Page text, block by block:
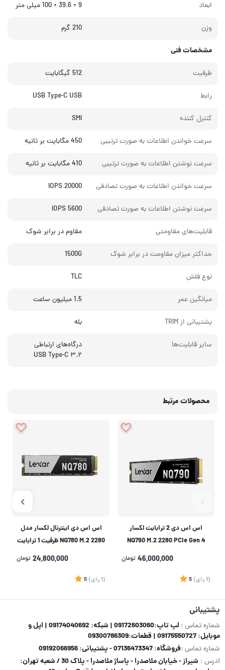
ابعاد 9 × 39.6 × 100 میلی‌ متر
وزن 210 گرم
مشخصات فنی
ظرفیت 512 گیگابایت
رابط USB Type-C USB
کنترل کننده SMI
سرعت خواندن اطلاعات به صورت ترتیبی 450 مگابایت بر ثانیه
سرعت نوشتن اطلاعات به صورت ترتیبی 410 مگابایت بر ثانیه
سرعت خواندن اطلاعات به صورت تصادفی 20000 IOPS
سرعت نوشتن اطلاعات به صورت تصادفی 5600 IOPS
قابلیت‌های مقاومتی مقاوم در برابر شوک
حداکثر میزان مقاومت در برابر شوک 1500G
نوع فلش TLC
میانگین عمر 1.5 میلیون ساعت
پشتیبانی از TRIM بله
سایر قابلیت‌ها
درگاه‌های ارتباطی
USB Type-C ۳.۲
محصولات مرتبط
اس اس دی 2 ترابایت لکسار
NQ790 M.2 2280 PCIe Gen 4
NVMe
46,000,000 تومان
(1 رای)
5
اس اس دی اینترنال لکسار مدل
2280 NQ780 M.2 ظرفیت 1 ترابایت
24,800,000 تومان
(1 رای)
5
پشتیبانی
شماره تماس :
لپ تاپ:09172603060 | شبکه: 09174040692 | اپل و
موبایل: 09175550727 | قطعات:09300786309
شماره تماس :فروشگاه: 07136473347 - پشتیبانی: 09192066956
آدرس :
شیراز - خیابان ملاصدرا - پاساژ ملاصدرا - پلاک 30 / شعبه تهران: